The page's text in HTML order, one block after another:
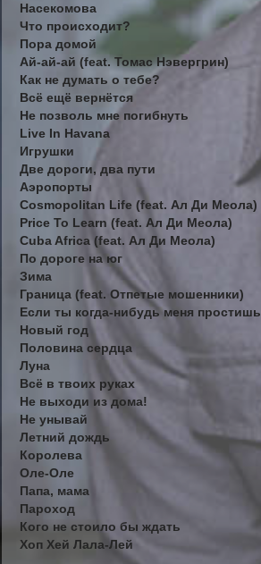
Насекомова
Что происходит?
Пора домой
Ай-ай-ай (feat. Томас Нэвергрин)
Как не думать о тебе?
Всё ещё вернётся
Не позволь мне погибнуть
Live In Havana
Игрушки
Две дороги, два пути
Аэропорты
Cosmopolitan Life (feat. Ал Ди Меола)
Price To Learn (feat. Ал Ди Меола)
Cuba Africa (feat. Ал Ди Меола)
По дороге на юг
Зима
Граница (feat. Отпетые мошенники)
Если ты когда-нибудь меня простишь
Новый год
Половина сердца
Луна
Всё в твоих руках
Не выходи из дома!
Не унывай
Летний дождь
Королева
Оле-Оле
Папа, мама
Пароход
Кого не стоило бы ждать
Хоп Хей Лала-Лей